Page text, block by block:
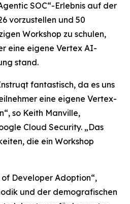
SOC“-Erlebnis auf der
vorzustellen und 50
Workshop zu schulen,
eine eigene Vertex AI-
stand.
fantastisch, da es uns
eine eigene Vertex-
so Keith Manville,
Cloud Security. „Das
die ein Workshop
of Developer Adoption“,
und der demografischen